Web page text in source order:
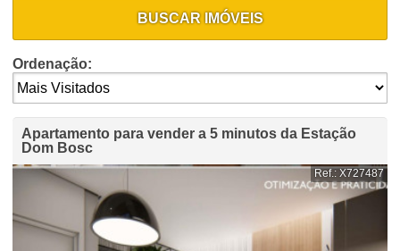
BUSCAR IMÓVEIS
Ordenação:
Apartamento para vender a 5 minutos da Estação
Dom Bosc
Ref.: X727487